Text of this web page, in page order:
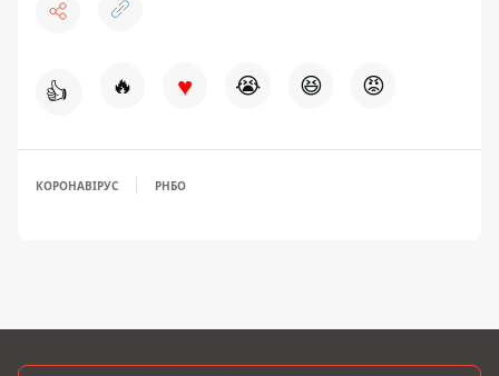
👍 🔥 ♥ 😭 😆 😡
КОРОНАВІРУС РНБО